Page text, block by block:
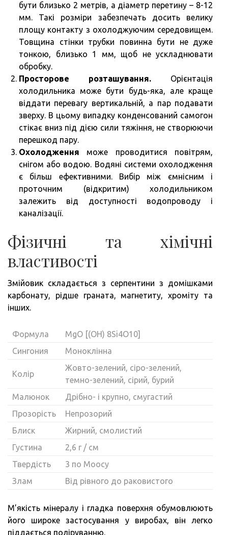
бути близько 2 метрів, а діаметр перетину – 8-12
мм. Такі розміри забезпечать досить велику
площу контакту з охолоджуючим середовищем.
Товщина стінки трубки повинна бути не дуже
тонкою, близько 1 мм, щоб не ускладнювати
обробку.
Просторове розташування. Орієнтація
холодильника може бути будь-яка, але краще
віддати перевагу вертикальній, а пар подавати
зверху. В цьому випадку конденсований самогон
стікає вниз під дією сили тяжіння, не створюючи
перешкод пару.
Охолодження може проводитися повітрям,
снігом або водою. Водяні системи охолодження
є більш ефективними. Вибір між ємнісним і
проточним (відкритим) холодильником
залежить від доступності водопроводу і
каналізації.
Фізичні та хімічні
властивості
Змійовик складається з серпентини з домішками
карбонату, рідше граната, магнетиту, хроміту та
інших.
Формула
MgO [(OH) 8Si4O10]
Сингония
Моноклінна
Колір
Жовто-зелений, сіро-зелений,
темно-зелений, сірий, бурий
Малюнок
Дрібно- і крупно, смугастий
Прозорість
Непрозорий
Блиск
Жирний, смолистий
Густина
2,6 г / см
Твердість
3 по Моосу
Злам
Від рівного до раковистого
М’якість мінералу і гладка поверхня обумовлюють
його широке застосування у виробах, він легко
піддається поліруванню.